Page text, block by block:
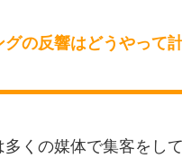
の反響はどうやって
くの媒体で集客をし